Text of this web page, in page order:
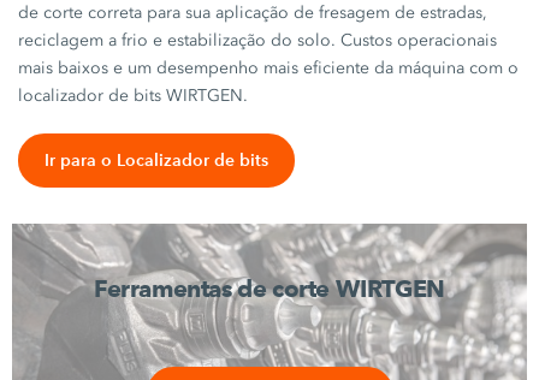
de corte correta para sua aplicação de fresagem de estradas,
reciclagem a frio e estabilização do solo. Custos operacionais
mais baixos e um desempenho mais eficiente da máquina com o
localizador de bits WIRTGEN.
Ir para o Localizador de bits
Ferramentas de corte WIRTGEN